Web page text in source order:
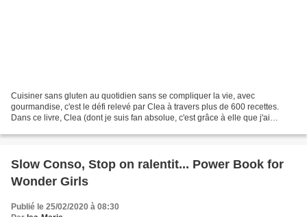
Cuisiner sans gluten au quotidien sans se compliquer la vie, avec
gourmandise, c'est le défi relevé par Clea à travers plus de 600 recettes.
Dans ce livre, Clea (dont je suis fan absolue, c'est grâce à elle que j'ai
Slow Conso, Stop on ralentit... Power Book for
Wonder Girls
Publié le 25/02/2020 à 08:30